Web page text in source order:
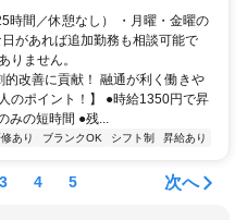
時間／休憩なし） ・月曜・金曜の
があれば追加勤務も相談可能で
りません。
改善に貢献！ 融通が利く働きや
のポイント！】 ●時給1350円で昇
の短時間 ●残...
あり ブランクOK シフト制 昇給あり
3 4 5 次へ